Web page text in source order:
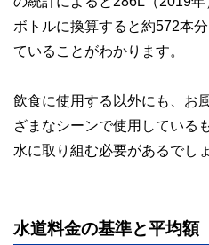
このように編集経験豊富
やすさはもちろんのこと
私たちは、快適でより良
コンシェルジュを目指し
ボトルに換算すると約572本
ていることがわかります。
飲食に使用する以外にも、お
ざまなシーンで使用している
水に取り組む必要があるでし
水道料金の基準と平均額